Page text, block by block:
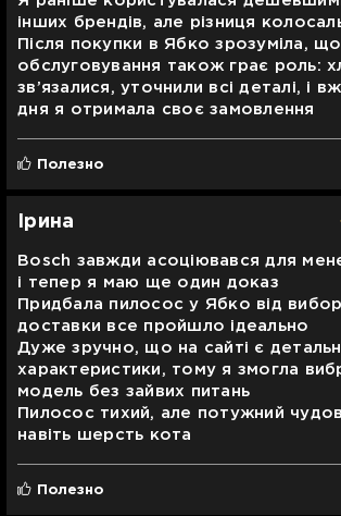
інших брендів, але різниця
Після покупки в Ябко зрозуміла, що
обслуговування також грає роль:
зв’язалися, уточнили всі деталі, і
дня я отримала своє замовлення
Полезно
Ірина
Bosch завжди асоціювався для
і тепер я маю ще один доказ
Придбала пилосос у Ябко від
доставки все пройшло ідеально
Дуже зручно, що на сайті є
характеристики, тому я змогла
модель без зайвих питань
Пилосос тихий, але потужний
навіть шерсть кота
Полезно